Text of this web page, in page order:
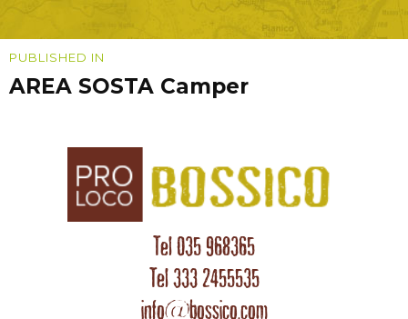
Navigazione
articoli
PUBLISHED IN
AREA SOSTA Camper
Tel 035 968365
Tel 333 2455535
info@bossico.com